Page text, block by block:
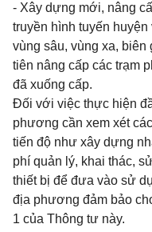
- Xây dựng mới, nâng
truyền hình tuyến
vùng sâu, vùng xa,
tiên nâng cấp các trạm
đã xuống cấp.
Đối với việc thực hiện
phương cần xem xét
tiến độ như xây dựng
phí quản lý, khai thác,
thiết bị để đưa vào sử
địa phương đảm bảo
1 của Thông tư này.